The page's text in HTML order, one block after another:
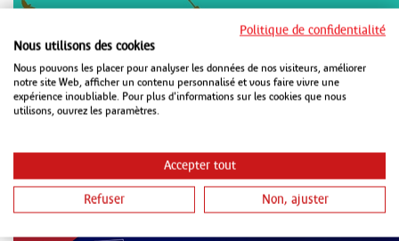
VEN 16 OCTOBRE 2026
PMC STRASBOURG
VEN 15 JANVIER 2027
METZ
Politique de confidentialité
Nous utilisons des cookies
Nous pouvons les placer pour analyser les données de nos visiteurs, améliorer
notre site Web, afficher un contenu personnalisé et vous faire vivre une
expérience inoubliable. Pour plus d'informations sur les cookies que nous
utilisons, ouvrez les paramètres.
Accepter tout
Refuser Non, ajuster